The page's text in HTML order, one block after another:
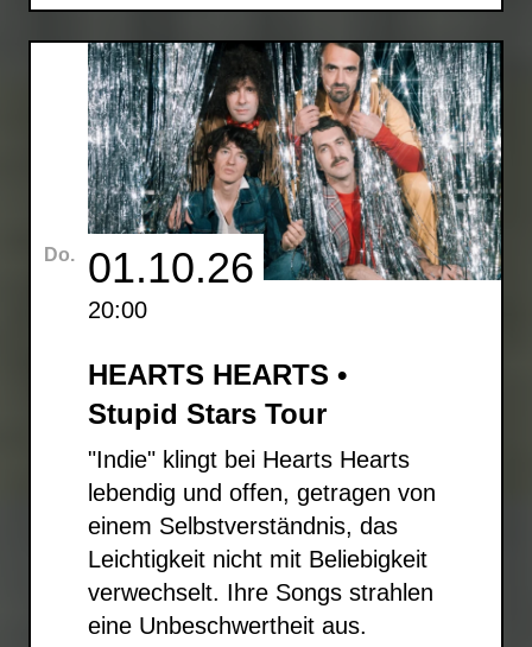
Do. 01.10.26
20:00
HEARTS HEARTS •
Stupid Stars Tour
"Indie" klingt bei Hearts Hearts
lebendig und offen, getragen von
einem Selbstverständnis, das
Leichtigkeit nicht mit Beliebigkeit
verwechselt. Ihre Songs strahlen
eine Unbeschwertheit aus.